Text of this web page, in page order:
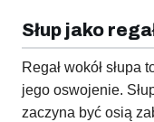
Słup jako
Regał wokół
jego oswojenie.
zaczyna być osią